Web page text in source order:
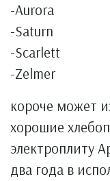
-Aurora
-Saturn
-Scarlett
-Zelmer
короче может
хорошие
электроплиту
два года в